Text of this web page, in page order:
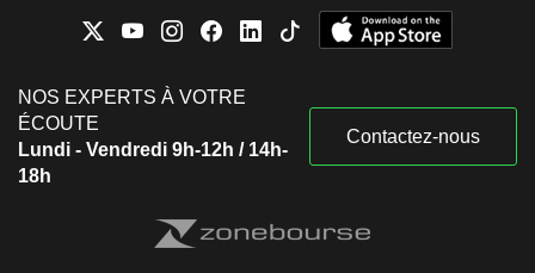
NOS EXPERTS À VOTRE
ÉCOUTE
Lundi - Vendredi 9h-12h / 14h-
18h
Contactez-nous